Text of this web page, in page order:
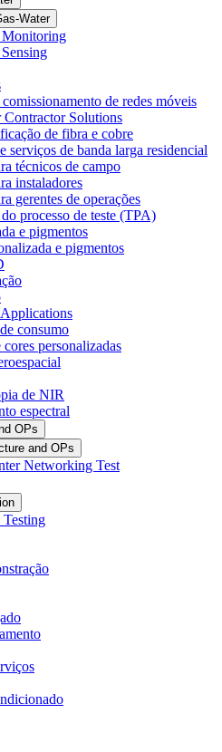
Water
de redes móveis
Contractor Solutions
de fibra e cobre
serviços de banda larga residencial
técnicos de campo
instaladores
gerentes de operações
processo de teste (TPA)
e pigmentos
e pigmentos
consumo
cores personalizadas
de NIR
espectral
OPs
and OPs
Networking Test